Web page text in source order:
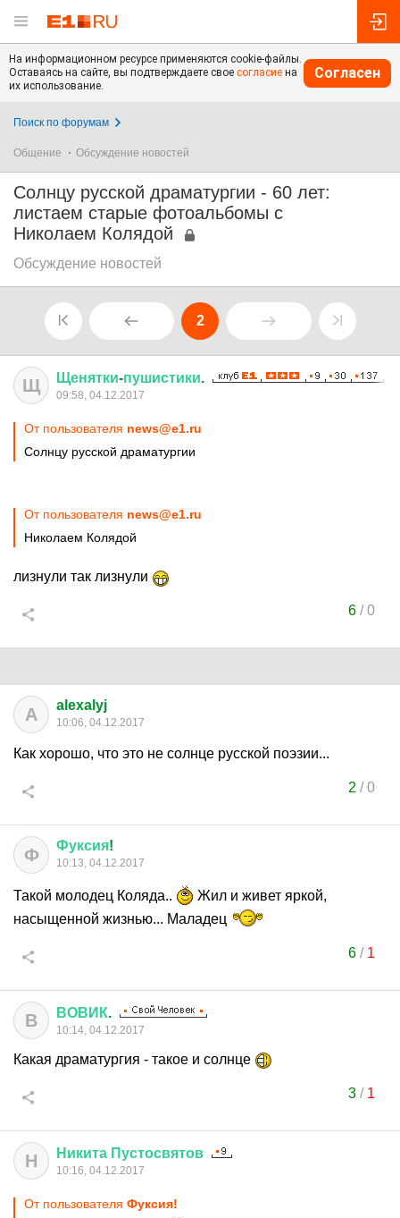
На информационном ресурсе применяются cookie-файлы.
Оставаясь на сайте, вы подтверждаете свое согласие на
их использование.
Согласен
Поиск по форумам
Общение Обсуждение новостей
Солнцу русской драматургии - 60 лет:
листаем старые фотоальбомы с
Николаем Колядой
Обсуждение новостей
2
Щ Щенятки-пушистики.
09:58, 04.12.2017
От пользователя news@e1.ru
Солнцу русской драматургии
От пользователя news@e1.ru
Николаем Колядой
лизнули так лизнули
6/0
A alexalyj
10:06, 04.12.2017
Как хорошо, что это не солнце русской поэзии...
2 /0
Ф Фуксия!
10:13, 04.12.2017
Такой молодец Коляда..
Жил и живет яркой,
насыщенной жизнью... Маладец
6/ 1
В ВОВИК.
10:14, 04.12.2017
Какая драматургия - такое и солнце
3/ 1
Н Никита Пустосвятов
10:16, 04.12.2017
От пользователя Фуксия!